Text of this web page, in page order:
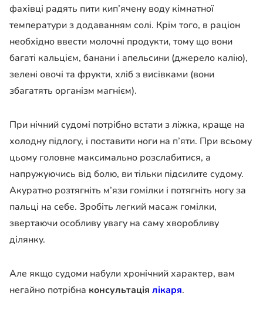
фахівці радять пити кип’ячену воду кімнатної
температури з додаванням солі. Крім того, в раціон
необхідно ввести молочні продукти, тому що вони
багаті кальцієм, банани і апельсини (джерело калію),
зелені овочі та фрукти, хліб з висівками (вони
збагатять організм магнієм).
При нічний судомі потрібно встати з ліжка, краще на
холодну підлогу, і поставити ноги на п’яти. При всьому
цьому головне максимально розслабитися, а
напружуючись від болю, ви тільки підсилите судому.
Акуратно розтягніть м’язи гомілки і потягніть ногу за
пальці на себе. Зробіть легкий масаж гомілки,
звертаючи особливу увагу на саму хворобливу
ділянку.
Але якщо судоми набули хронічний характер, вам
негайно потрібна консультація лікаря.